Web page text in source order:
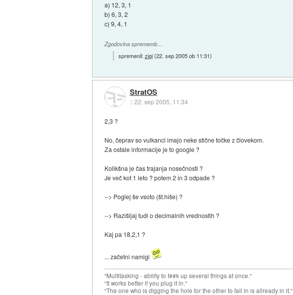
a) 12, 3, 1
b) 6, 3, 2
c) 9, 4, 1
Zgodovina sprememb…
spremenil:zigi(22. sep 2005 ob 11:31)
StratOS
::22. sep 2005, 11:34
2,3 ?
No, čeprav so vulkanci imajo neke stične točke z človekom.
Za ostale informacije je to google ?
Kolikšna je čas trajanja nosečnosti ?
Je več kot 1 leto ? potem 2 in 3 odpade ?
--> Poglej še vsoto (št.hiše) ?
--> Razišljaj tudi o decimalnih vrednostih ?
Kaj pa 18,2,1 ?
... začetni namigi
"Multitasking - ability to f##k up several things at once."
"It works better if you plug it in."
"The one who is digging the hole for the other to fall in is allready in it."